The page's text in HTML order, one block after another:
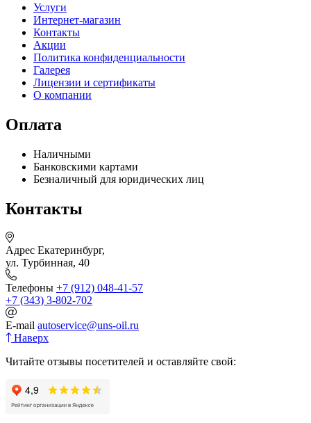
Услуги
Интернет-магазин
Контакты
Акции
Политика конфиденциальности
Галерея
Лицензии и сертификаты
О компании
Оплата
Наличными
Банковскими картами
Безналичный для юридических лиц
Контакты
Адрес Екатеринбург,
ул. Турбинная, 40
Телефоны +7 (912) 048-41-57
+7 (343) 3-802-702
E-mail autoservice@uns-oil.ru
Наверх
Читайте отзывы посетителей и оставляйте свой: